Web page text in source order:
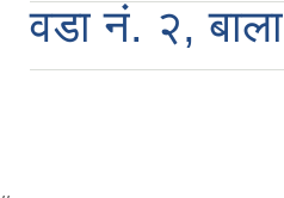
वडा नं. २, बाला